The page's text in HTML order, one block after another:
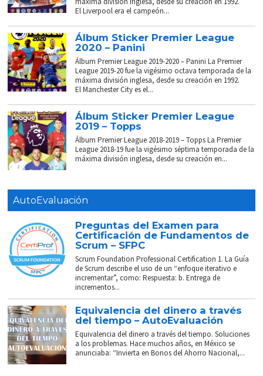
El Liverpool era el campeón...
Álbum Sticker Premier League
2020 – Panini
Álbum Premier League 2019-2020 – Panini La Premier
League 2019-20 fue la vigésimo octava temporada de la
máxima división inglesa, desde su creación en 1992.
El Manchester City es el...
Álbum Sticker Premier League
2019 – Topps
Álbum Premier League 2018-2019 – Topps La Premier
League 2018-19 fue la vigésimo séptima temporada de la
máxima división inglesa, desde su creación en...
AutoEvaluación
Preguntas del Examen para
Certificación de Fundamentos de
Scrum – SFPC
Scrum Foundation Professional Certification 1. La Guía
de Scrum describe el uso de un “enfoque iterativo e
incrementar”, como: Respuesta: b. Entrega de
incrementos...
Equivalencia del dinero a través
del tiempo – AutoEvaluación
Equivalencia del dinero a través del tiempo. Soluciones
a los problemas. Hace muchos años, en México se
anunciaba: “Invierta en Bonos del Ahorro Nacional,...